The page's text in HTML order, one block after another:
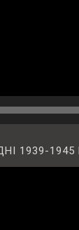
1939-